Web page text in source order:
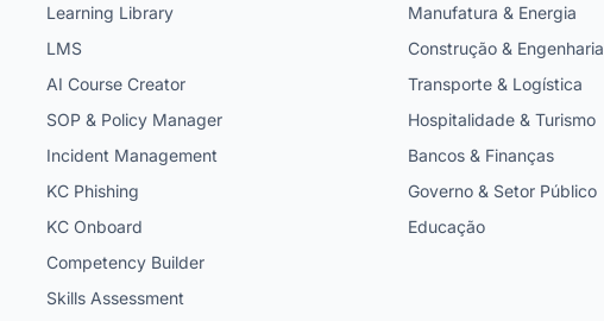
Learning Library
LMS
AI Course Creator
SOP & Policy Manager
Incident Management
KC Phishing
KC Onboard
Competency Builder
Skills Assessment
Manufatura & Energia
Construção & Engenharia
Transporte & Logística
Hospitalidade & Turismo
Bancos & Finanças
Governo & Setor Público
Educação